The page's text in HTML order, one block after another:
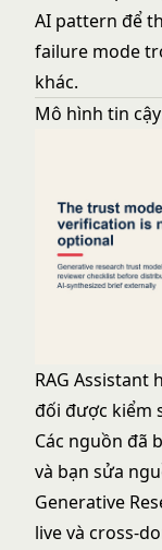
AI pattern để
failure mode
khác.
Mô hình tin
RAG
đối được kiểm
Các nguồn đã
và bạn sửa
Generative
live và cross-